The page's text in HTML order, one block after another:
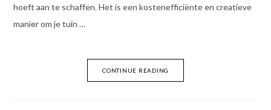
hoeft aan te schaffen. Het is een kostenefficiënte en creatieve
manier om je tuin …
CONTINUE READING